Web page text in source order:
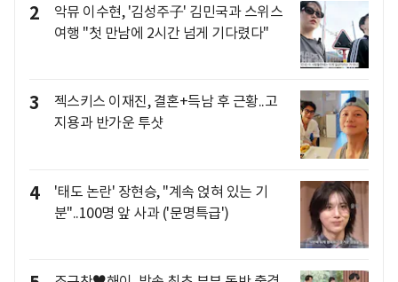
2
악뮤 이수현, '김성주子' 김민국과 스위스
여행 "첫 만남에 2시간 넘게 기다렸다"
3
젝스키스 이재진, 결혼+득남 후 근황..고
지용과 반가운 투샷
4
'태도 논란' 장현승, "계속 얹혀 있는 기
분"..100명 앞 사과 ('문명특급')